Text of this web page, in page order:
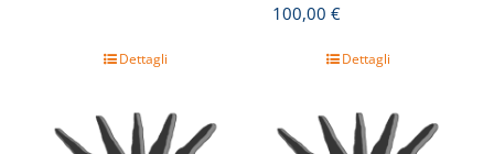
Dettagli
100,00 €
Dettagli